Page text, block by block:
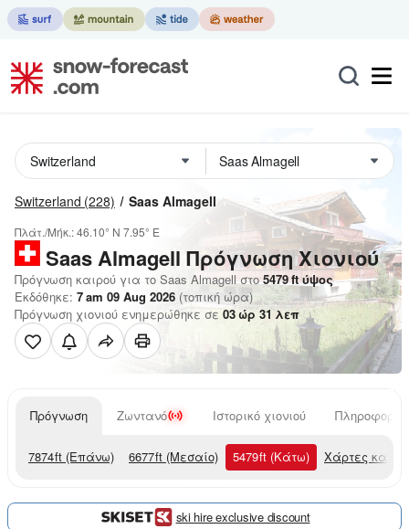
Switzerland (228) Saas Almagell
Πλάτ./Μήκ.:46.10° N 7.95° E
Saas Almagell Πρόγνωση Χιονιού
Πρόγνωση καιρού για το Saas Almagell στο 5479ftύψος
Εκδόθηκε: 7 am 09 Aug 2026 (τοπική ώρα)
Πρόγνωση χιονιού ενημερώθηκε σε 03ώρ 31λεπ
Πρόγνωση Ζωντανό Ιστορικό χιονιού
7874ft (Επάνω) 6677ft (Μεσαίο) 5479ft (Κάτω) Χάρτες
ski hire exclusive discount